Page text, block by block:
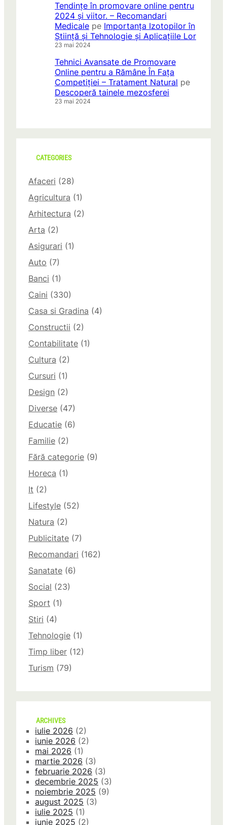
Tendințe în promovare online pentru
2024 și viitor. – Recomandari
Medicale pe Importanța Izotopilor în
Știință și Tehnologie și Aplicațiile Lor
23 mai 2024
Tehnici Avansate de Promovare
Online pentru a Rămâne În Fața
Competiției – Tratament Natural pe
Descoperă tainele mezosferei
23 mai 2024
CATEGORIES
Afaceri (28)
Agricultura (1)
Arhitectura (2)
Arta (2)
Asigurari (1)
Auto (7)
Banci (1)
Caini (330)
Casa si Gradina (4)
Constructii (2)
Contabilitate (1)
Cultura (2)
Cursuri (1)
Design (2)
Diverse (47)
Educatie (6)
Familie (2)
Fără categorie (9)
Horeca (1)
It (2)
Lifestyle (52)
Natura (2)
Publicitate (7)
Recomandari (162)
Sanatate (6)
Social (23)
Sport (1)
Stiri (4)
Tehnologie (1)
Timp liber (12)
Turism (79)
ARCHIVES
iulie 2026 (2)
iunie 2026 (2)
mai 2026 (1)
martie 2026 (3)
februarie 2026 (3)
decembrie 2025 (3)
noiembrie 2025 (9)
august 2025 (3)
iulie 2025 (1)
iunie 2025 (2)